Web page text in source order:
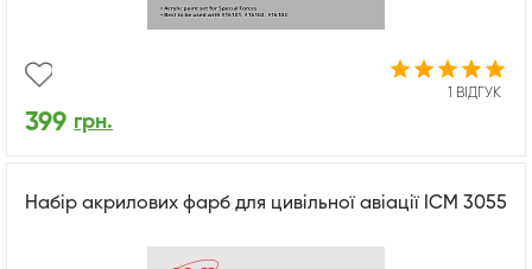
1 ВІДГУК
399 грн.
Набір акрилових фарб для цивільної авіації ICM 3055